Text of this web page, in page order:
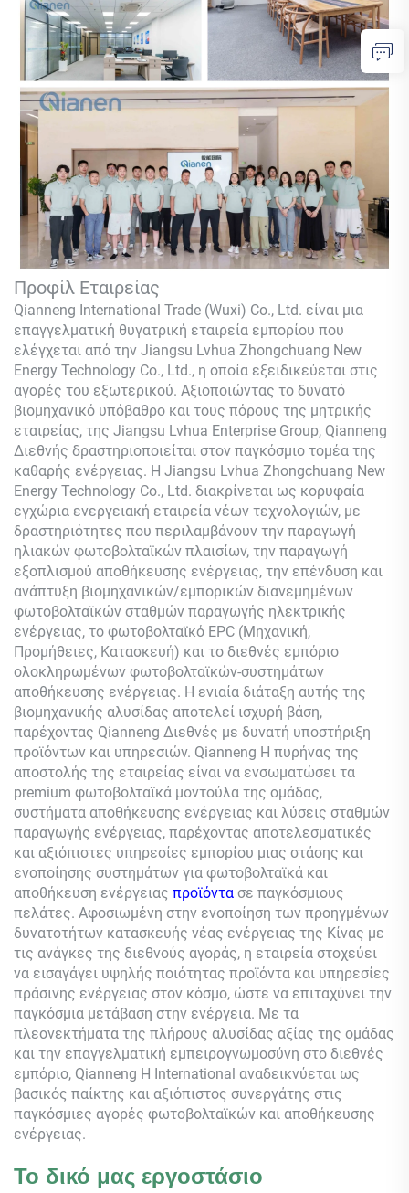
Προφίλ Εταιρείας
Qianneng International Trade (Wuxi) Co., Ltd. είναι μια
επαγγελματική θυγατρική εταιρεία εμπορίου που
ελέγχεται από την Jiangsu Lvhua Zhongchuang New
Energy Technology Co., Ltd., η οποία εξειδικεύεται στις
αγορές του εξωτερικού. Αξιοποιώντας το δυνατό
βιομηχανικό υπόβαθρο και τους πόρους της μητρικής
εταιρείας, της Jiangsu Lvhua Enterprise Group, Qianneng
Διεθνής δραστηριοποιείται στον παγκόσμιο τομέα της
καθαρής ενέργειας. Η Jiangsu Lvhua Zhongchuang New
Energy Technology Co., Ltd. διακρίνεται ως κορυφαία
εγχώρια ενεργειακή εταιρεία νέων τεχνολογιών, με
δραστηριότητες που περιλαμβάνουν την παραγωγή
ηλιακών φωτοβολταϊκών πλαισίων, την παραγωγή
εξοπλισμού αποθήκευσης ενέργειας, την επένδυση και
ανάπτυξη βιομηχανικών/εμπορικών διανεμημένων
φωτοβολταϊκών σταθμών παραγωγής ηλεκτρικής
ενέργειας, το φωτοβολταϊκό EPC (Μηχανική,
Προμήθειες, Κατασκευή) και το διεθνές εμπόριο
ολοκληρωμένων φωτοβολταϊκών-συστημάτων
αποθήκευσης ενέργειας. Η ενιαία διάταξη αυτής της
βιομηχανικής αλυσίδας αποτελεί ισχυρή βάση,
παρέχοντας Qianneng Διεθνές με δυνατή υποστήριξη
προϊόντων και υπηρεσιών. Qianneng Η πυρήνας της
αποστολής της εταιρείας είναι να ενσωματώσει τα
premium φωτοβολταϊκά μοντούλα της ομάδας,
συστήματα αποθήκευσης ενέργειας και λύσεις σταθμών
παραγωγής ενέργειας, παρέχοντας αποτελεσματικές
και αξιόπιστες υπηρεσίες εμπορίου μιας στάσης και
ενοποίησης συστημάτων για φωτοβολταϊκά και
αποθήκευση ενέργειας προϊόντα σε παγκόσμιους
πελάτες. Αφοσιωμένη στην ενοποίηση των προηγμένων
δυνατοτήτων κατασκευής νέας ενέργειας της Κίνας με
τις ανάγκες της διεθνούς αγοράς, η εταιρεία στοχεύει
να εισαγάγει υψηλής ποιότητας προϊόντα και υπηρεσίες
πράσινης ενέργειας στον κόσμο, ώστε να επιταχύνει την
παγκόσμια μετάβαση στην ενέργεια. Με τα
πλεονεκτήματα της πλήρους αλυσίδας αξίας της ομάδας
και την επαγγελματική εμπειρογνωμοσύνη στο διεθνές
εμπόριο, Qianneng Η International αναδεικνύεται ως
βασικός παίκτης και αξιόπιστος συνεργάτης στις
παγκόσμιες αγορές φωτοβολταϊκών και αποθήκευσης
ενέργειας.
Το δικό μας εργοστάσιο